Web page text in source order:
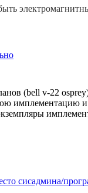
(bell v-22
имплементацию
сисадмина/